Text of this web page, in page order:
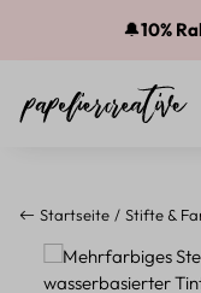
Zum Hauptinhalt
🔔10%
Startseite Stifte &
Bildergalerie